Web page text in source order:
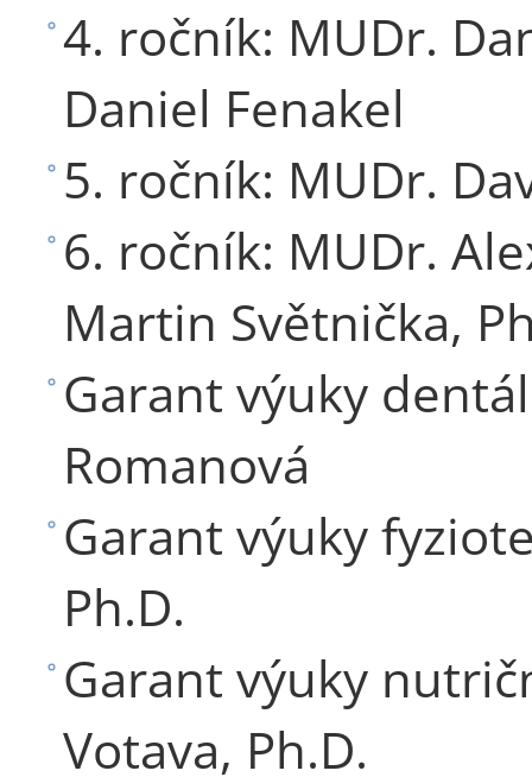
4. ročník: MUDr.
Daniel Fenakel
5. ročník: MUDr.
6. ročník: MUDr.
Martin Světnička,
Garant výuky
Romanová
Garant výuky
Ph.D.
Garant výuky
Votava, Ph.D.